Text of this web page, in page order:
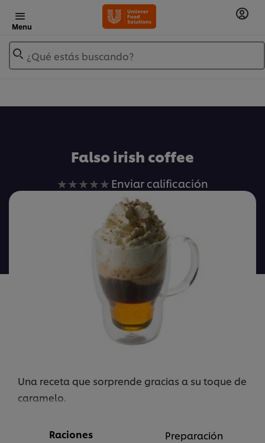
Menu
¿Qué estás buscando?
Falso irish coffee
No
se
han
enviado
calificaciones
este
recipe
Enviar calificación
Una receta que sorprende gracias a su toque de
caramelo.
Raciones Preparación